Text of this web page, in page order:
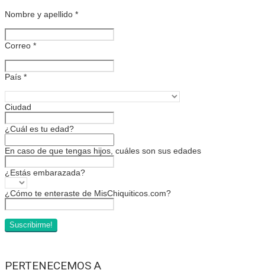
Nombre y apellido *
Correo *
País *
Ciudad
¿Cuál es tu edad?
En caso de que tengas hijos, cuáles son sus edades
¿Estás embarazada?
¿Cómo te enteraste de MisChiquiticos.com?
PERTENECEMOS A